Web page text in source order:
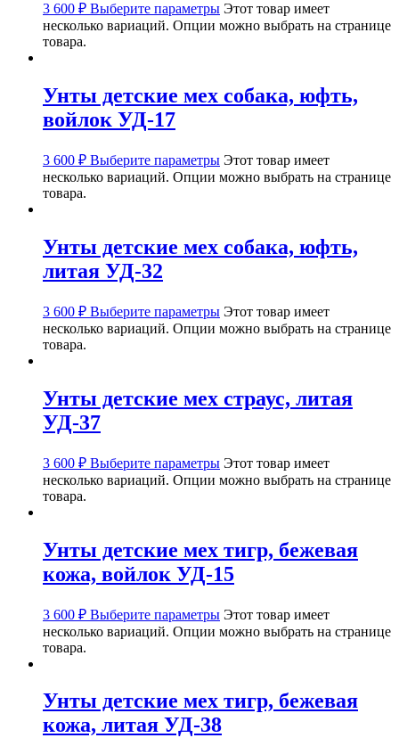
3 600 ₽ Выберите параметры Этот товар имеет
несколько вариаций. Опции можно выбрать на странице
товара.
Унты детские мех собака, юфть,
войлок УД-17
3 600 ₽ Выберите параметры Этот товар имеет
несколько вариаций. Опции можно выбрать на странице
товара.
Унты детские мех собака, юфть,
литая УД-32
3 600 ₽ Выберите параметры Этот товар имеет
несколько вариаций. Опции можно выбрать на странице
товара.
Унты детские мех страус, литая
УД-37
3 600 ₽ Выберите параметры Этот товар имеет
несколько вариаций. Опции можно выбрать на странице
товара.
Унты детские мех тигр, бежевая
кожа, войлок УД-15
3 600 ₽ Выберите параметры Этот товар имеет
несколько вариаций. Опции можно выбрать на странице
товара.
Унты детские мех тигр, бежевая
кожа, литая УД-38